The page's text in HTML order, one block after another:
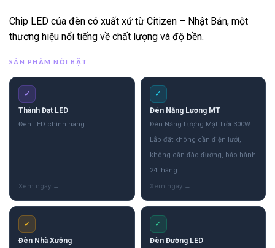
Chip LED của đèn có xuất xứ từ Citizen – Nhật Bản, một
thương hiệu nổi tiếng về chất lượng và độ bền.
SẢN PHẨM NỔI BẬT
✓
Thành Đạt LED
Đèn LED chính hãng
✓
Đèn Năng Lượng MT
Đèn Năng Lượng Mặt Trời 300W
Lắp đặt không cần điện lưới,
không cần đào đường, bảo hành
24 tháng.
✓
Đèn Nhà Xưởng
✓
Đèn Đường LED